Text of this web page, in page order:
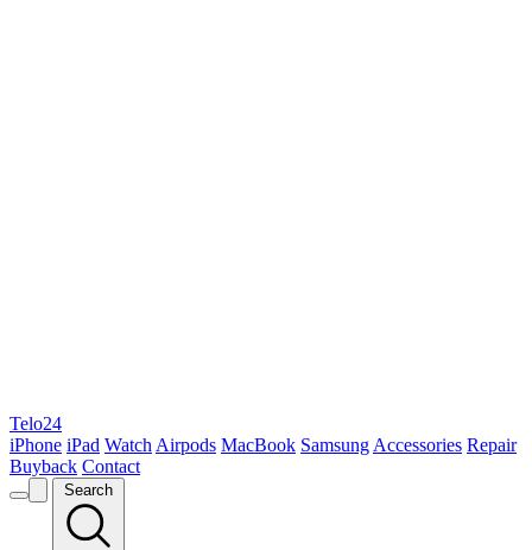
Telo24
iPhone iPad Watch Airpods MacBook Samsung Accessories Repair
Buyback Contact
Search